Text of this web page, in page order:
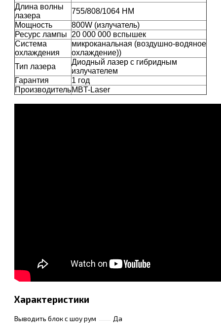
Длина волны
лазера
755/808/1064 НМ
Мощность
800W (излучатель)
Ресурс лампы 20 000 000 вспышек
Система
охлаждения
микроканальная (воздушно-водяное
охлаждение))
Тип лазера
Диодный лазер с гибридным
излучателем
Гарантия
1 год
ПроизводительMBT-Laser
Характеристики
Выводить блок с шоу рум Да